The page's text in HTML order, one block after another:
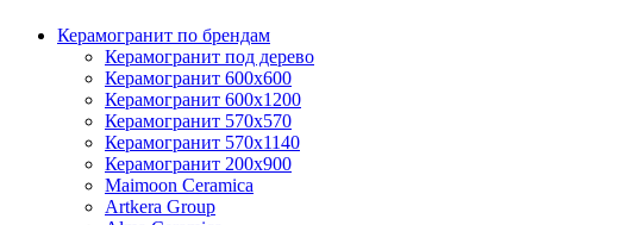
Керамогранит по брендам
Керамогранит под дерево
Керамогранит 600x600
Керамогранит 600x1200
Керамогранит 570x570
Керамогранит 570x1140
Керамогранит 200x900
Maimoon Ceramica
Artkera Group